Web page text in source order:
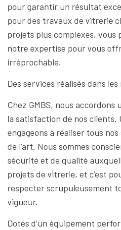
pour garantir un résultat
pour des travaux de vitrerie
projets plus complexes, vous
notre expertise pour vous
irréprochable.
Des services réalisés dans les
Chez GMBS, nous
la satisfaction de nos clients.
engageons à réaliser tous
de l’art. Nous sommes
sécurité et de qualité
projets de vitrerie, et c’est
respecter scrupuleusement
vigueur.
Dotés d’un équipement